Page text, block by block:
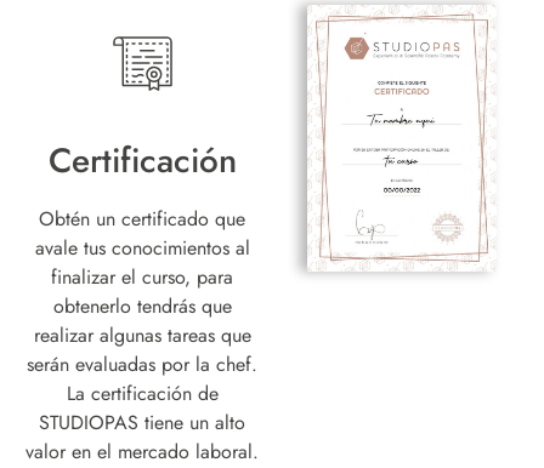
Certificación
Obtén un certificado que
avale tus conocimientos al
finalizar el curso, para
obtenerlo tendrás que
realizar algunas tareas que
serán evaluadas por la chef.
La certificación de
STUDIOPAS tiene un alto
valor en el mercado laboral.